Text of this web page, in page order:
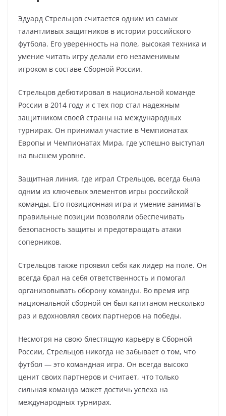
Эдуард Стрельцов считается одним из самых
талантливых защитников в истории российского
футбола. Его уверенность на поле, высокая техника и
умение читать игру делали его незаменимым
игроком в составе Сборной России.
Стрельцов дебютировал в национальной команде
России в 2014 году и с тех пор стал надежным
защитником своей страны на международных
турнирах. Он принимал участие в Чемпионатах
Европы и Чемпионатах Мира, где успешно выступал
на высшем уровне.
Защитная линия, где играл Стрельцов, всегда была
одним из ключевых элементов игры российской
команды. Его позиционная игра и умение занимать
правильные позиции позволяли обеспечивать
безопасность защиты и предотвращать атаки
соперников.
Стрельцов также проявил себя как лидер на поле. Он
всегда брал на себя ответственность и помогал
организовывать оборону команды. Во время игр
национальной сборной он был капитаном несколько
раз и вдохновлял своих партнеров на победы.
Несмотря на свою блестящую карьеру в Сборной
России, Стрельцов никогда не забывает о том, что
футбол — это командная игра. Он всегда высоко
ценит своих партнеров и считает, что только
сильная команда может достичь успеха на
международных турнирах.